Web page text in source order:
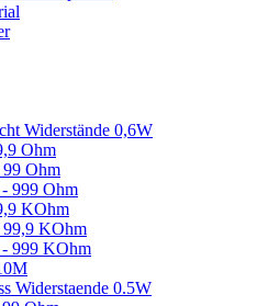
Widerstände 0,6W
Ohm
99 Ohm
999 Ohm
KOhm
99,9 KOhm
- 999 KOhm
Widerstaende 0.5W